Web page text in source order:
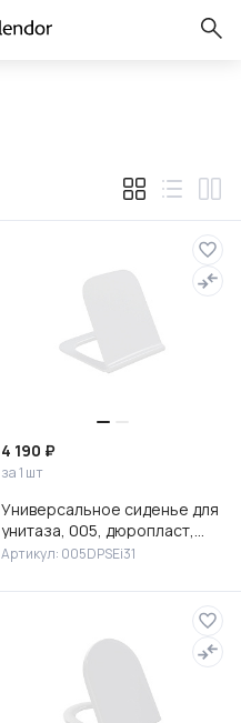
4 190 ₽
за 1 шт
Универсальное сиденье для
унитаза, 005, дюропласт,
Soft Close, Easy Fix, IDDIS,
Артикул: 005DPSEi31